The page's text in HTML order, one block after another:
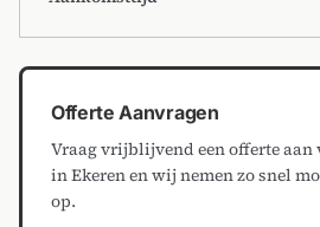
Offerte Aanvragen
Vraag vrijblijvend een offerte aan
in Ekeren en wij nemen zo snel
op.